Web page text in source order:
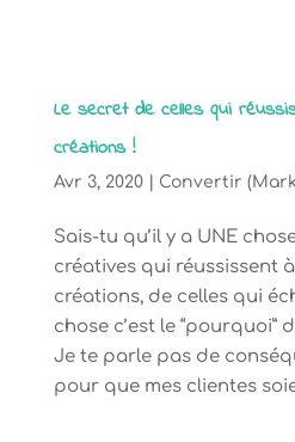
Le secret de celles qui
créations !
Avr 3, 2020| Convertir
Sais-tu qu’il y a UNE
créatives qui réussissent
créations, de celles qui
chose c’est le “pourquoi”
Je te parle pas de
pour que mes clientes